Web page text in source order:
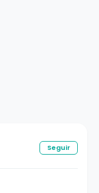
Seguir